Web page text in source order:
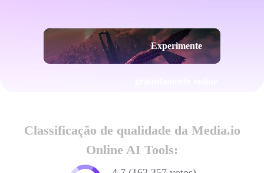
Experimente
Classificação de qualidade da Media.io
Online AI Tools: